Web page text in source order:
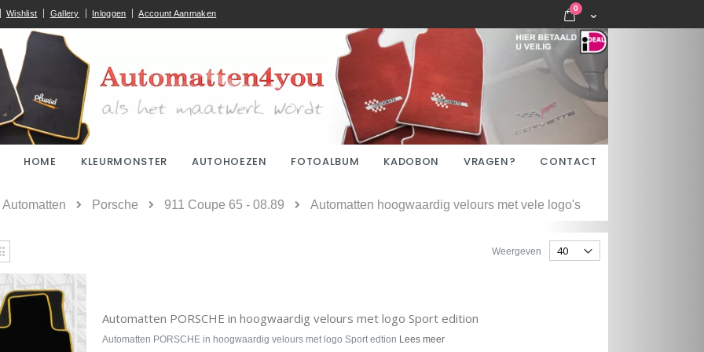
Wishlist Gallery Inloggen Account Aanmaken Cart
0 items
HOME KLEURMONSTER AUTOHOEZEN FOTOALBUM KADOBON VRAGEN? CONTACT
Automatten Porsche 911 Coupe 65 - 08.89 Automatten hoogwaardig velours met vele logo's
Rooster
Weergeven
Automatten PORSCHE in hoogwaardig velours met logo Sport edition
Automatten PORSCHE in hoogwaardig velours met logo Sport edtion Lees meer